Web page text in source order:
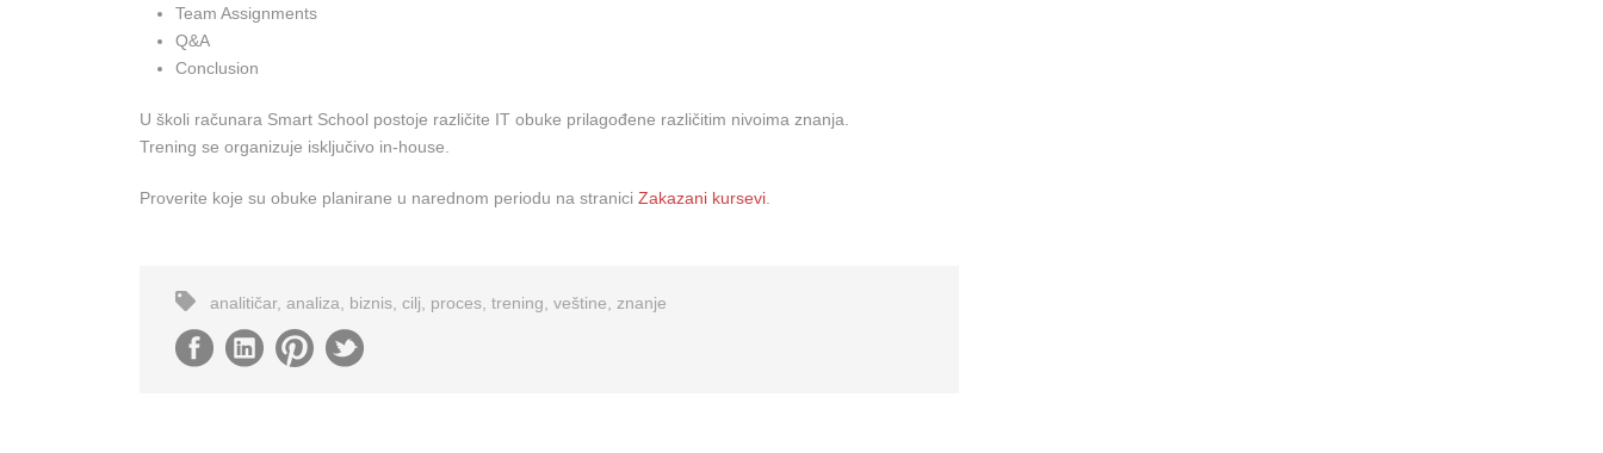
Team Assignments
Q&A
Conclusion
U školi računara Smart School postoje različite IT obuke prilagođene različitim nivoima znanja.
Trening se organizuje isključivo in-house.
Proverite koje su obuke planirane u narednom periodu na stranici Zakazani kursevi
analitičar, analiza biznis cilj proces trening veštine znanje